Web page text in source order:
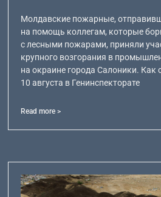
Молдавские пожарные,
на помощь коллегам, которые
с лесными пожарами, приняли
крупного возгорания в
на окраине города Салоники. Как
10 августа в Генинспекторате
Read more >